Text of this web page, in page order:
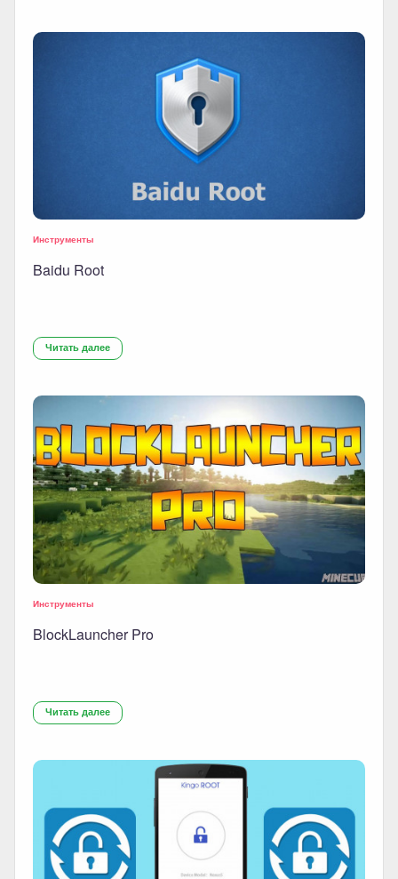
Инструменты
Baidu Root
Читать далее
Инструменты
BlockLauncher Pro
Читать далее